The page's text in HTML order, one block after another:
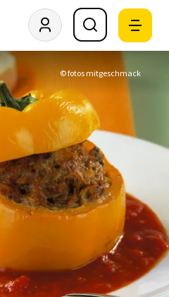
© fotos mitgeschmack